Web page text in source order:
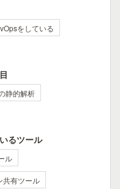
をしている
静的解析
るツール
ル
共有ツール